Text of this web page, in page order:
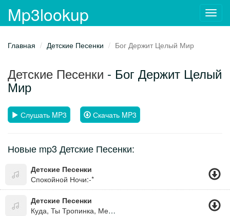
Mp3lookup
Главная Детские Песенки Бог Держит Целый Мир
Детские Песенки - Бог Держит Целый
Мир
Слушать MP3 Скачать MP3
Новые mp3 Детские Песенки:
Детские Песенки
Спокойной Ночи:-*
Детские Песенки
Куда, Ты Тропинка, Меня Привела ?